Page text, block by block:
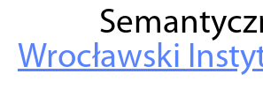
Wrocławski